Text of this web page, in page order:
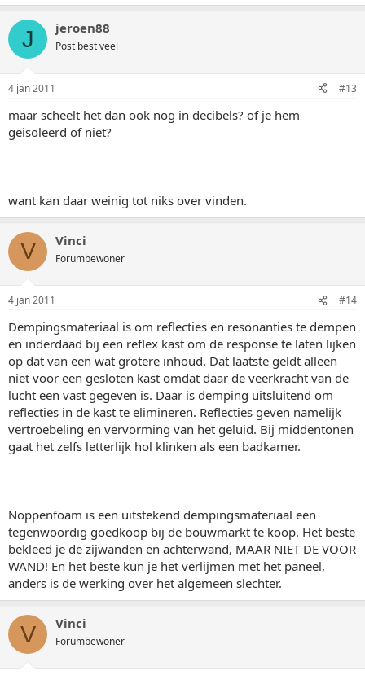
J jeroen88
Post best veel
4 jan 2011 #13
maar scheelt het dan ook nog in decibels? of je hem
geisoleerd of niet?
want kan daar weinig tot niks over vinden.
V Vinci
Forumbewoner
4 jan 2011 #14
Dempingsmateriaal is om reflecties en resonanties te dempen
en inderdaad bij een reflex kast om de response te laten lijken
op dat van een wat grotere inhoud. Dat laatste geldt alleen
niet voor een gesloten kast omdat daar de veerkracht van de
lucht een vast gegeven is. Daar is demping uitsluitend om
reflecties in de kast te elimineren. Reflecties geven namelijk
vertroebeling en vervorming van het geluid. Bij middentonen
gaat het zelfs letterlijk hol klinken als een badkamer.
Noppenfoam is een uitstekend dempingsmateriaal een
tegenwoordig goedkoop bij de bouwmarkt te koop. Het beste
bekleed je de zijwanden en achterwand, MAAR NIET DE VOOR
WAND! En het beste kun je het verlijmen met het paneel,
anders is de werking over het algemeen slechter.
V Vinci
Forumbewoner